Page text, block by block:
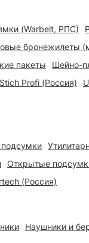
(Warbelt, РПС)
бронежилеты
пакеты Шейно-
Stich Profi (Россия)
Открытые
(Россия)
Наушники и